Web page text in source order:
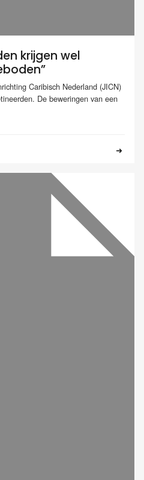
krijgen wel
Caribisch Nederland (JICN)
De beweringen van een